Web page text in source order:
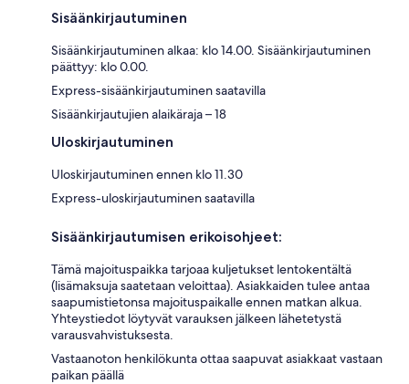
Sisäänkirjautuminen
Sisäänkirjautuminen alkaa: klo 14.00. Sisäänkirjautuminen
päättyy: klo 0.00.
Express-sisäänkirjautuminen saatavilla
Sisäänkirjautujien alaikäraja – 18
Uloskirjautuminen
Uloskirjautuminen ennen klo 11.30
Express-uloskirjautuminen saatavilla
Sisäänkirjautumisen erikoisohjeet:
Tämä majoituspaikka tarjoaa kuljetukset lentokentältä
(lisämaksuja saatetaan veloittaa). Asiakkaiden tulee antaa
saapumistietonsa majoituspaikalle ennen matkan alkua.
Yhteystiedot löytyvät varauksen jälkeen lähetetystä
varausvahvistuksesta.
Vastaanoton henkilökunta ottaa saapuvat asiakkaat vastaan
paikan päällä